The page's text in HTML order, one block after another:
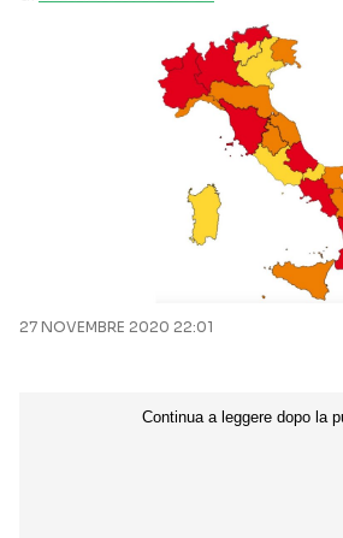
27 NOVEMBRE 2020 22:01